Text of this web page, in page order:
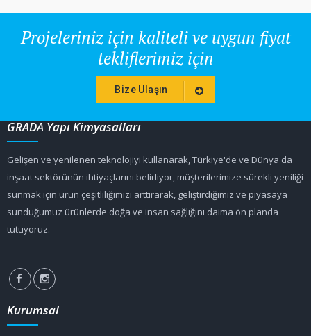
Projeleriniz için kaliteli ve uygun fiyat
tekliflerimiz için
Bize Ulaşın
GRADA Yapı Kimyasalları
Gelişen ve yenilenen teknolojiyi kullanarak, Türkiye'de ve Dünya'da
inşaat sektörünün ihtiyaçlarını belirliyor, müşterilerimize sürekli yeniliği
sunmak için ürün çeşitliliğimizi arttırarak, geliştirdiğimiz ve piyasaya
sunduğumuz ürünlerde doğa ve insan sağlığını daima ön planda
tutuyoruz.
Kurumsal